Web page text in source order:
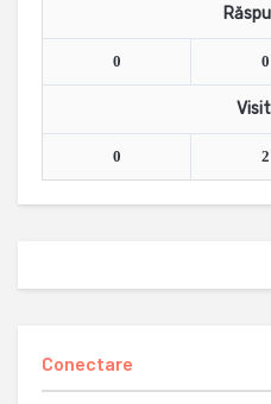
0 0
0 2
Conectare